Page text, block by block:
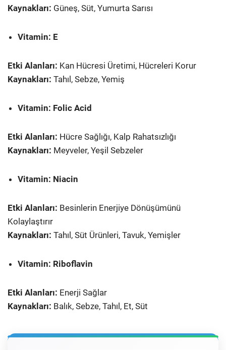
Kaynakları: Güneş, Süt, Yumurta Sarısı
Vitamin: E
Etki Alanları: Kan Hücresi Üretimi, Hücreleri Korur
Kaynakları: Tahıl, Sebze, Yemiş
Vitamin: Folic Acid
Etki Alanları: Hücre Sağlığı, Kalp Rahatsızlığı
Kaynakları: Meyveler, Yeşil Sebzeler
Vitamin: Niacin
Etki Alanları: Besinlerin Enerjiye Dönüşümünü
Kolaylaştırır
Kaynakları: Tahıl, Süt Ürünleri, Tavuk, Yemişler
Vitamin: Riboflavin
Etki Alanları: Enerji Sağlar
Kaynakları: Balık, Sebze, Tahıl, Et, Süt